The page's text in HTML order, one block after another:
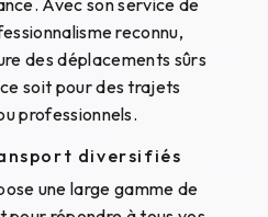
reconnu,
des déplacements sûrs
soit pour des trajets
professionnels.
diversifiés
une large gamme de